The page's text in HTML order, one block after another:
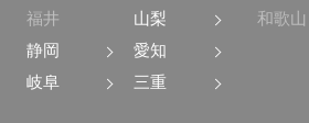
福井
山梨
静岡
愛知
岐阜
三重
和歌山